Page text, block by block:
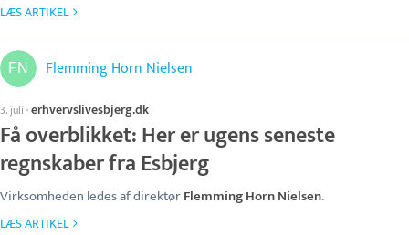
LÆS ARTIKEL
Flemming Horn Nielsen
3. juli ·erhvervslivesbjerg.dk
Få overblikket: Her er ugens seneste
regnskaber fra Esbjerg
Virksomheden ledes af direktørFlemming Horn Nielsen.
LÆS ARTIKEL